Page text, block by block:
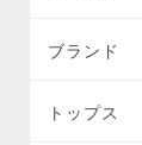
ブランド
トップス